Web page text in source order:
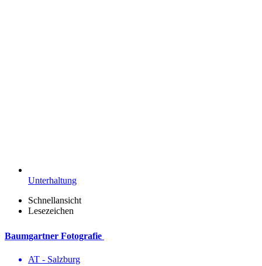
Unterhaltung
Schnellansicht
Lesezeichen
Baumgartner Fotografie
AT - Salzburg